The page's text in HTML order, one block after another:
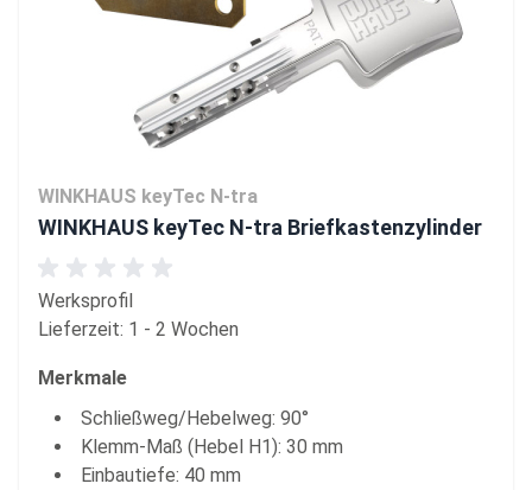
WINKHAUS keyTec N-tra
WINKHAUS keyTec N-tra Briefkastenzylinder
Werksprofil
Lieferzeit: 1 - 2 Wochen
Merkmale
Schließweg/Hebelweg: 90°
Klemm-Maß (Hebel H1): 30 mm
Einbautiefe: 40 mm